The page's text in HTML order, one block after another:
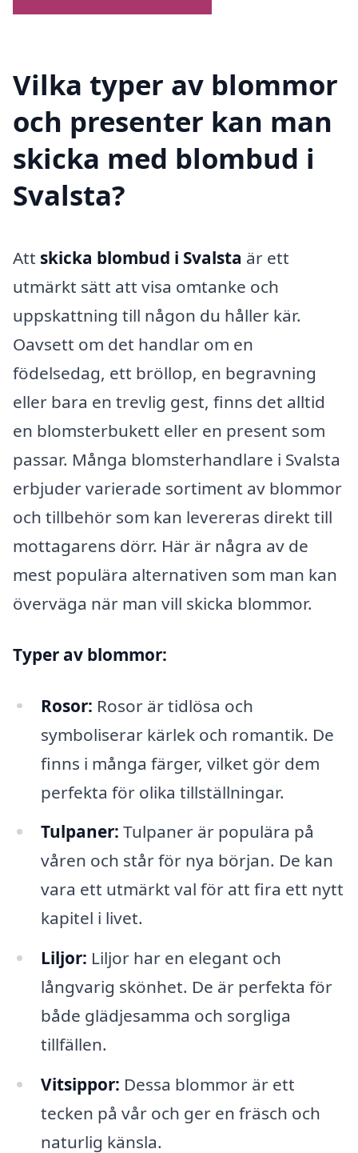
Vilka typer av blommor
och presenter kan man
skicka med blombud i
Svalsta?
Att skicka blombud i Svalsta är ett
utmärkt sätt att visa omtanke och
uppskattning till någon du håller kär.
Oavsett om det handlar om en
födelsedag, ett bröllop, en begravning
eller bara en trevlig gest, finns det alltid
en blomsterbukett eller en present som
passar. Många blomsterhandlare i Svalsta
erbjuder varierade sortiment av blommor
och tillbehör som kan levereras direkt till
mottagarens dörr. Här är några av de
mest populära alternativen som man kan
överväga när man vill skicka blommor.
Typer av blommor:
Rosor: Rosor är tidlösa och
symboliserar kärlek och romantik. De
finns i många färger, vilket gör dem
perfekta för olika tillställningar.
Tulpaner: Tulpaner är populära på
våren och står för nya början. De kan
vara ett utmärkt val för att fira ett nytt
kapitel i livet.
Liljor: Liljor har en elegant och
långvarig skönhet. De är perfekta för
både glädjesamma och sorgliga
tillfällen.
Vitsippor: Dessa blommor är ett
tecken på vår och ger en fräsch och
naturlig känsla.